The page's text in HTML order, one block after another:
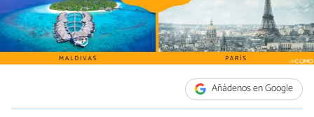
Añádenos en Google